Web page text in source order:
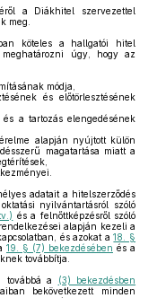
a Diákhitel szervezettel
meg.
köteles a hallgatói hitel
úgy, hogy az
módja,
és előtörlesztésének
a tartozás elengedésének
alapján nyújtott külön
magatartása miatt a
adatait a hitelszerződés
nyilvántartásról szóló
és a felnőttképzésről szóló
rendelkezései alapján kezeli a
és azokat a18. §
19. § (7) bekezdésében és a
továbbítja.
, továbbá a
(3) bekezdésben
bekövetkezett minden